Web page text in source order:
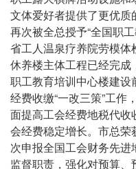
文体爱好者提供了更优
再次被全总授予“全国职
省工人温泉疗养院劳模
休养楼主体工程已经完
职工教育培训中心楼建
经费收缴“一改三策”工作
面提高工会经费地税代
会经费稳定增长。市总
次申报全国工会财务先
监督职责，强化对预算